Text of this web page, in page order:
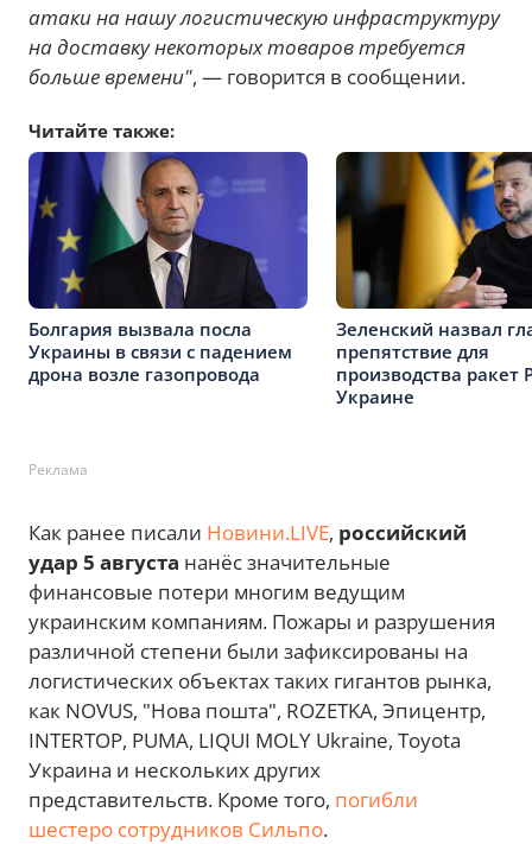
атаки на нашу логистическую инфраструктуру
на доставку некоторых товаров требуется
больше времени", — говорится в сообщении.
Читайте также:
Болгария вызвала посла
Украины в связи с падением
дрона возле газопровода
Зеленский назвал
препятствие для
производства ракет
Украине
Реклама
Как ранее писали Новини.LIVE, российский
удар 5 августа нанёс значительные
финансовые потери многим ведущим
украинским компаниям. Пожары и разрушения
различной степени были зафиксированы на
логистических объектах таких гигантов рынка,
как NOVUS, "Нова пошта", ROZETKA, Эпицентр,
INTERTOP, PUMA, LIQUI MOLY Ukraine, Toyota
Украина и нескольких других
представительств. Кроме того, погибли
шестеро сотрудников Сильпо.